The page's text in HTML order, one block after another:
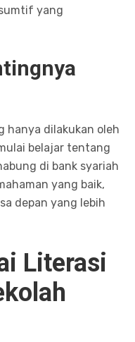
yang
hanya dilakukan oleh
belajar tentang
di bank syariah
yang baik,
depan yang lebih
Literasi